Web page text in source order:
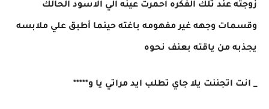
زوجته عند تلك الفكره أحمرت عينه الي الاسود الحالك
وقسمات وجهه غير مفهومه باغته حينما أطبق علي ملابسه
يجذبه من ياقته بعنف نحوه
_ انت اتجننت يلا جاي تطلب ايد مراتي يا و*****